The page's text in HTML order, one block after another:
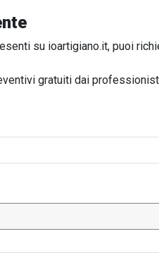
su ioartigiano.it, puoi
gratuiti dai